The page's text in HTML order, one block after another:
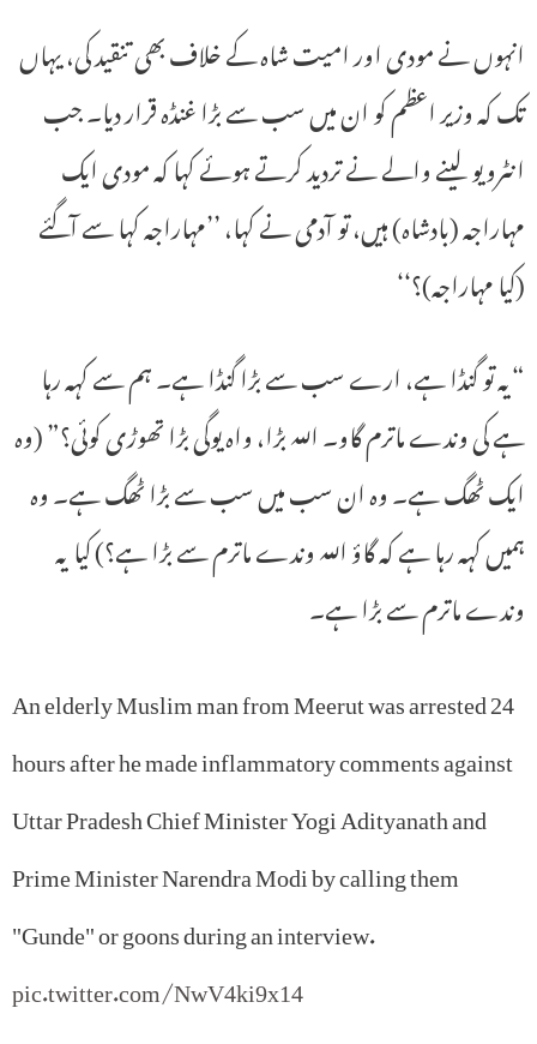
انہوں نے مودی اور امیت شاہ کے خلاف بھی تنقید کی، یہاں
تک کہ وزیر اعظم کو ان میں سب سے بڑا غنڈہ قرار دیا۔ جب
انٹرویو لینے والے نے تردید کرتے ہوئے کہا کہ مودی ایک
مہاراجہ (بادشاہ) ہیں، تو آدمی نے کہا، ’’مہاراجہ کہا سے آگئے
(کیا مہاراجہ)؟‘‘
“یہ تو گنڈا ہے، ارے سب سے بڑا گنڈا ہے۔ ہم سے کہہ رہا
ہے کی وندے ماترم گاو۔ اللہ بڑا، واہ یوگی بڑا تھوڑی کوئی؟” (وہ
ایک ٹھگ ہے۔ وہ ان سب میں سب سے بڑا ٹھگ ہے۔ وہ
ہمیں کہہ رہا ہے کہ گاؤ اللہ وندے ماترم سے بڑا ہے؟) کیا یہ
وندے ماترم سے بڑا ہے۔
An elderly Muslim man from Meerut was arrested 24
hours after he made inflammatory comments against
Uttar Pradesh Chief Minister Yogi Adityanath and
Prime Minister Narendra Modi by calling them
"Gunde" or goons during an interview.
pic.twitter.com/NwV4ki9x14